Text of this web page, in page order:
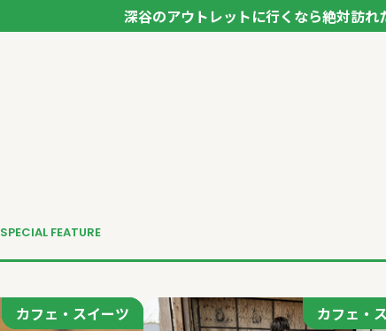
深谷のアウトレットに行くなら絶対訪
SPECIAL FEATURE
カフェ・スイーツ
カフェ・スイーツ カフェ・
カフェ・